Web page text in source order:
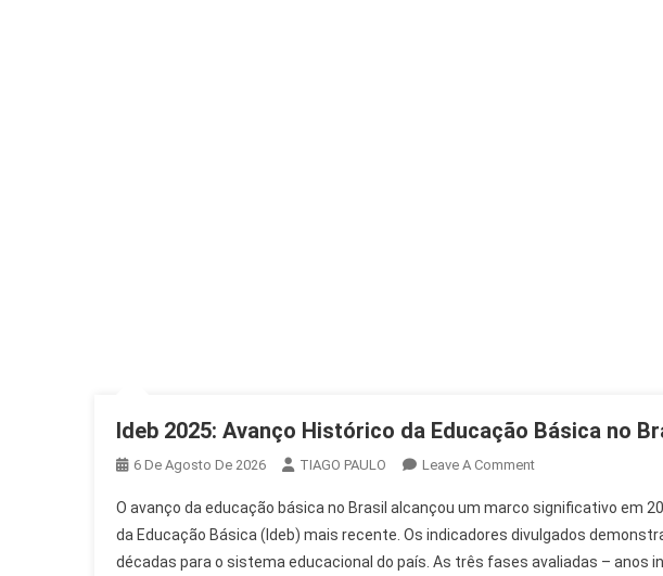
Ideb 2025: Avanço Histórico da Educação Básica no
6 De Agosto De 2026 TIAGO PAULO Leave A CommentOn
2025:
Avanço
Histórico
O avanço da educação básica no Brasil alcançou um marco significativo em
da Educação Básica (Ideb) mais recente. Os indicadores divulgados
décadas para o sistema educacional do país. As três fases avaliadas – anos